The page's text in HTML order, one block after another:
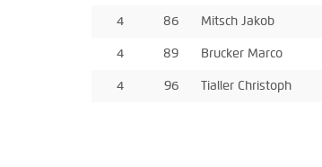
4 86 Mitsch Jakob
4 89 Brucker Marco
4 96 Tialler Christoph